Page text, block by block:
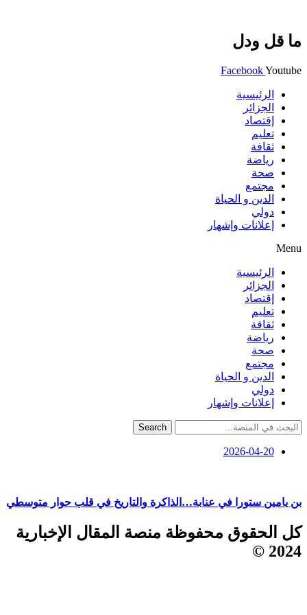
ما قل ودل
FacebookYoutube
الرئيسية
الجزائر
إقتصاد
تعليم
ثقافة
رياضة
صحة
مجتمع
الدين و الحياة
دولي
إعلانات وإشهار
Menu
الرئيسية
الجزائر
إقتصاد
تعليم
ثقافة
رياضة
صحة
مجتمع
الدين و الحياة
دولي
إعلانات وإشهار
Search
2026-04-20
بن يامين ستورا في عنابة…الذاكرة والتاريخ في قلب حوار متوسطي
كل الحقوق محفوظة منصة المقال الإخبارية
2024 ©